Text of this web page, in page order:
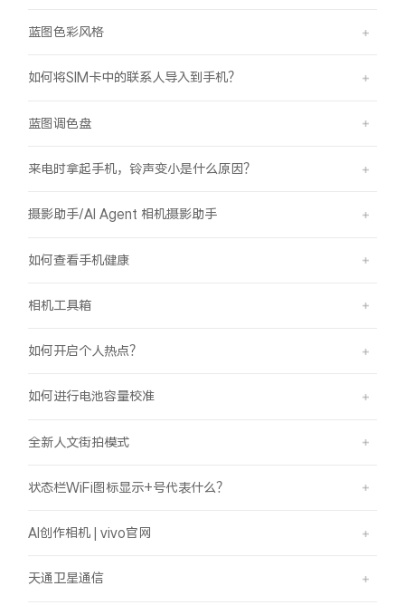
蓝图色彩风格
如何将SIM卡中的联系人导入到手机？
蓝图调色盘
来电时拿起手机，铃声变小是什么原因？
摄影助手/AI Agent 相机摄影助手
如何查看手机健康
相机工具箱
如何开启个人热点？
如何进行电池容量校准
全新人文街拍模式
状态栏WiFi图标显示+号代表什么？
AI创作相机 | vivo官网
天通卫星通信